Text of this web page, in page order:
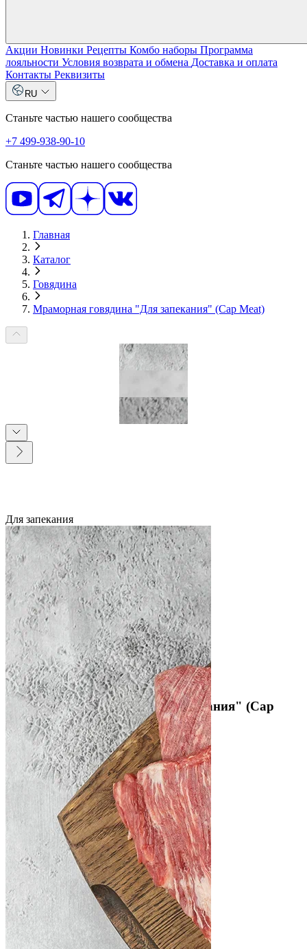
Акции Новинки Рецепты Комбо наборы Программа
лояльности Условия возврата и обмена Доставка и оплата
Контакты Реквизиты
RU
Станьте частью нашего сообщества
+7 499-938-90-10
Станьте частью нашего сообщества
Главная
Каталог
Говядина
Мраморная говядина "Для запекания" (Cap Meat)
Для запекания
5
1 Отзыв
Артикул79915
Мраморная говядина "Для запекания" (Cap
Meat)
Средний вес:1,86 кг
Откорм:
Кукурузный
Тип упаковки:
Весовая
Часть туши:
Толстый край
Термическое состояние:
Заморожено
1590 руб/кг
Мало